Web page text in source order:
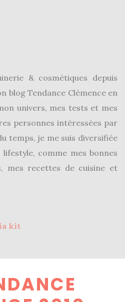
& cosmétiques depuis
blog Tendance Clémence en
univers, mes tests et mes
personnes intéressées par
temps, je me suis diversifiée
comme mes bonnes
mes recettes de cuisine et
kit